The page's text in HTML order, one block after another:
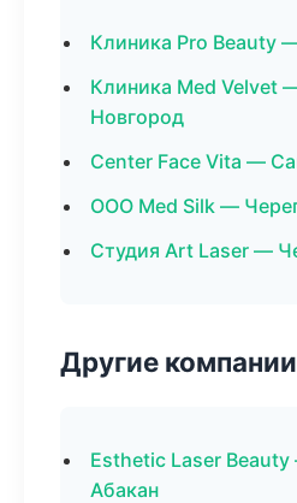
Клиника Pro Beauty
Клиника Med Velvet
Новгород
Center Face Vita —
ООО Med Silk —
Студия Art Laser —
Другие компании
Esthetic Laser
Абакан